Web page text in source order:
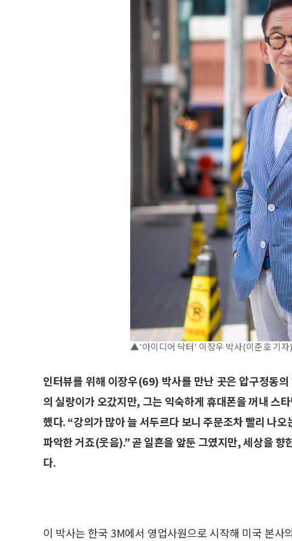
▲'아이디어 닥터' 이장우 박사(이준호 기자)
인터뷰를 위해 이장우(69) 박사를 만난 곳은 압구정동
의 실랑이가 오갔지만, 그는 익숙하게 휴대폰을 꺼내 스
했다. “강의가 많아 늘 서두르다 보니 주문조차 빨리 나
파악한 거죠(웃음).” 곧 일흔을 앞둔 그였지만, 세상을
다.
이 박사는 한국 3M에서 영업사원으로 시작해 미국 본사